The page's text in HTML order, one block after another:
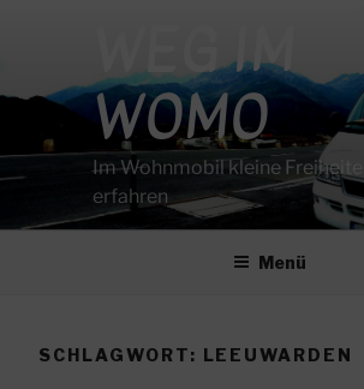
WEG IM
WOMO
Im Wohnmobil kleine Freiheiten
erfahren
Menü
SCHLAGWORT: LEEUWARDEN